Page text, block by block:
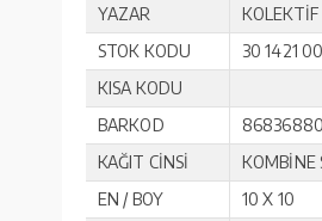
YAZAR
KOLEKTİF
STOK KODU
30 1421
KISA KODU
BARKOD
KAĞIT CİNSİ
KOMBİNE
EN / BOY
10 X 10